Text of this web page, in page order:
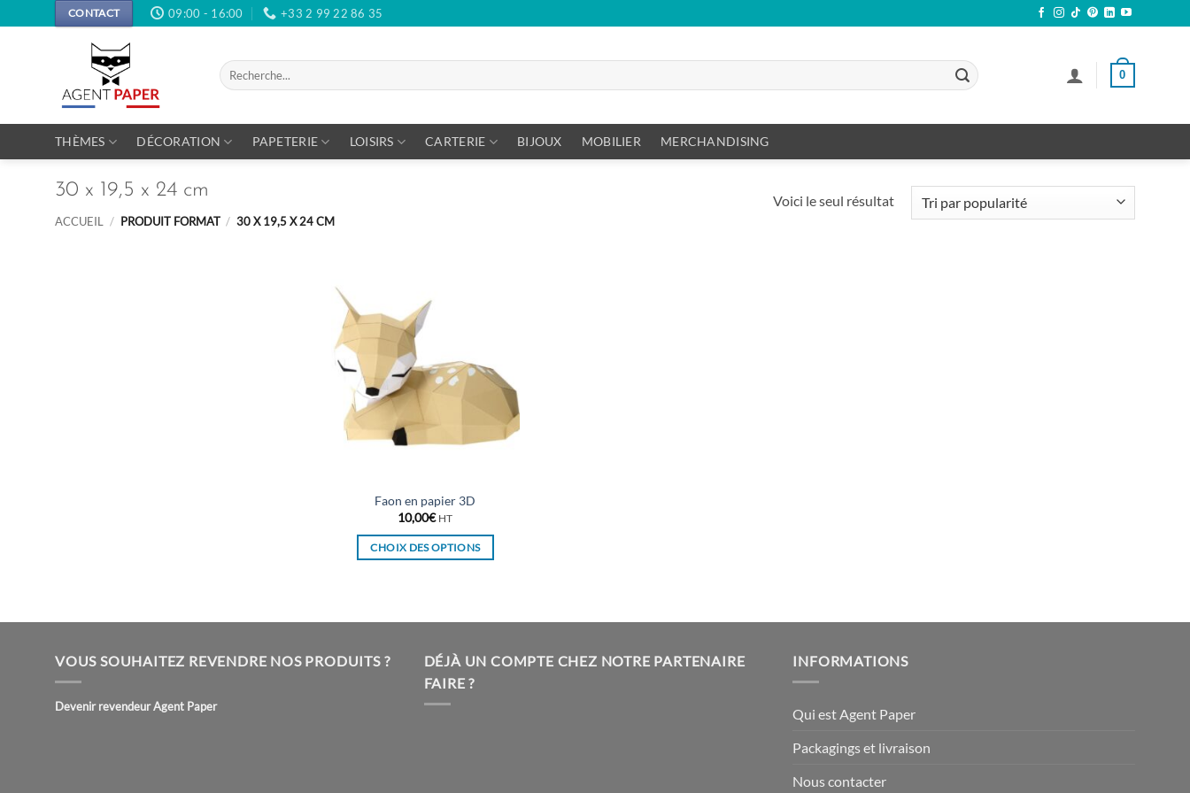
au
CONTACT 09:00 - 16:00 +33 2 99 22 86 35
Recherche
pour :
0
THÈMES DÉCORATION PAPETERIE LOISIRS CARTERIE BIJOUX MOBILIER MERCHANDISING
30 x 19,5 x 24 cm
ACCUEIL / PRODUIT FORMAT / 30 X 19,5 X 24 CM
Voici le seul résultat
Faon en papier 3D
10,00€ HT
CHOIX DES OPTIONS
variations.
Les
options
VOUS SOUHAITEZ REVENDRE NOS PRODUITS ?
Devenir revendeur Agent Paper
DÉJÀ UN COMPTE CHEZ NOTRE PARTENAIRE
FAIRE ?
INFORMATIONS
Qui est Agent Paper
Packagings et livraison
Nous contacter